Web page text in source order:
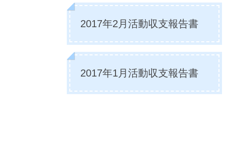
2017年2月活動収支報告書
2017年1月活動収支報告書